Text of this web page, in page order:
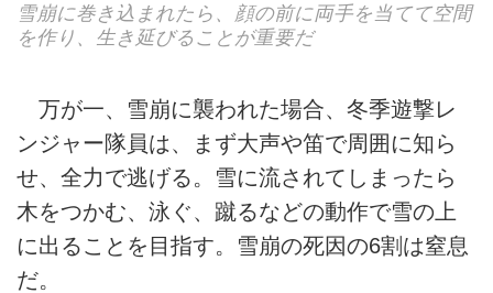
雪崩に巻き込まれたら、顔の前に両手を当てて空間
を作り、生き延びることが重要だ
万が一、雪崩に襲われた場合、冬季遊撃レ
ンジャー隊員は、まず大声や笛で周囲に知ら
せ、全力で逃げる。雪に流されてしまったら
木をつかむ、泳ぐ、蹴るなどの動作で雪の上
に出ることを目指す。雪崩の死因の6割は窒息
だ。